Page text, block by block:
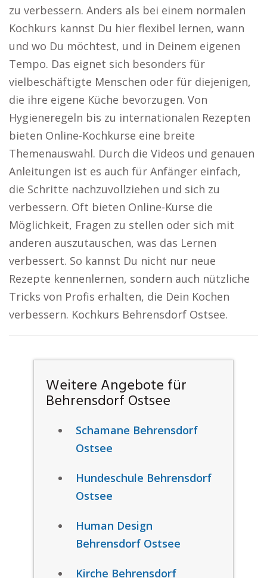
zu verbessern. Anders als bei einem normalen
Kochkurs kannst Du hier flexibel lernen, wann
und wo Du möchtest, und in Deinem eigenen
Tempo. Das eignet sich besonders für
vielbeschäftigte Menschen oder für diejenigen,
die ihre eigene Küche bevorzugen. Von
Hygieneregeln bis zu internationalen Rezepten
bieten Online-Kochkurse eine breite
Themenauswahl. Durch die Videos und genauen
Anleitungen ist es auch für Anfänger einfach,
die Schritte nachzuvollziehen und sich zu
verbessern. Oft bieten Online-Kurse die
Möglichkeit, Fragen zu stellen oder sich mit
anderen auszutauschen, was das Lernen
verbessert. So kannst Du nicht nur neue
Rezepte kennenlernen, sondern auch nützliche
Tricks von Profis erhalten, die Dein Kochen
verbessern. Kochkurs Behrensdorf Ostsee.
Weitere Angebote für
Behrensdorf Ostsee
Schamane Behrensdorf
Ostsee
Hundeschule Behrensdorf
Ostsee
Human Design
Behrensdorf Ostsee
Kirche Behrensdorf